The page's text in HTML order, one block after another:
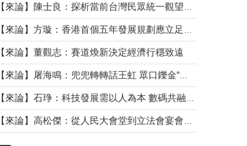
【來論】董觀志：賽道煥新決定經濟行穩致遠